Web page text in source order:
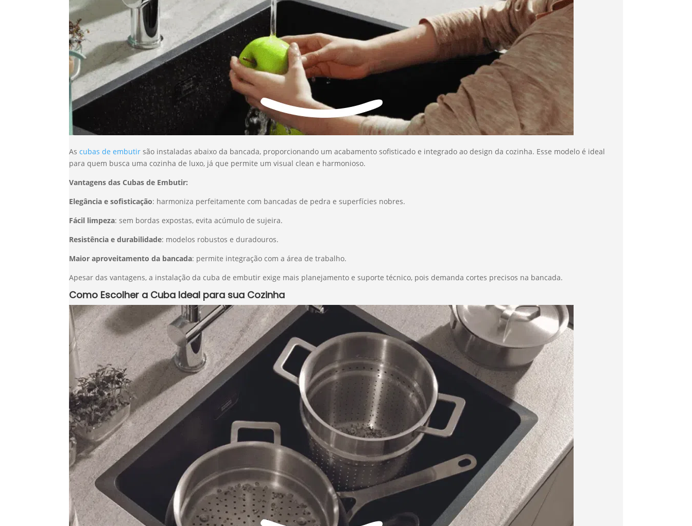
Ascubas de embutir são instaladas abaixo da bancada, proporcionando um acabamento sofisticado e integrado ao design da cozinha. Esse modelo é ideal
para quem busca uma cozinha de luxo, já que permite um visual clean e harmonioso.
Vantagens das Cubas de Embutir:
Elegância e sofisticação: harmoniza perfeitamente com bancadas de pedra e superfícies nobres.
Fácil limpeza: sem bordas expostas, evita acúmulo de sujeira.
Resistência e durabilidade: modelos robustos e duradouros.
Maior aproveitamento da bancada: permite integração com a área de trabalho.
Apesar das vantagens, a instalação da cuba de embutir exige mais planejamento e suporte técnico, pois demanda cortes precisos na bancada.
Como Escolher a Cuba Ideal para sua Cozinha